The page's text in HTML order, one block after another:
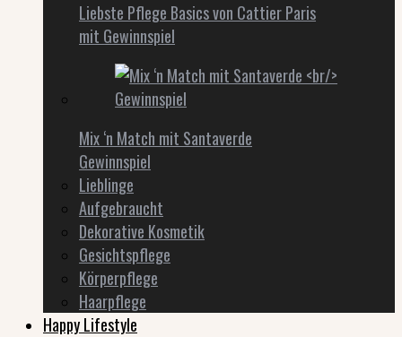
Liebste Pflege Basics von Cattier Paris
mit Gewinnspiel
Mix ‘n Match mit Santaverde
Gewinnspiel
Lieblinge
Aufgebraucht
Dekorative Kosmetik
Gesichtspflege
Körperpflege
Haarpflege
Happy Lifestyle